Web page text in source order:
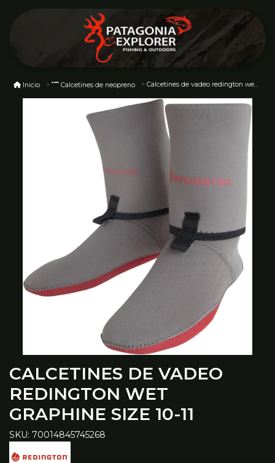
Inicio Calcetines de neopreno Calcetines de vadeo redington wet graphine size 10-11
CALCETINES DE VADEO
REDINGTON WET
GRAPHINE SIZE 10-11
SKU: 70014845745268